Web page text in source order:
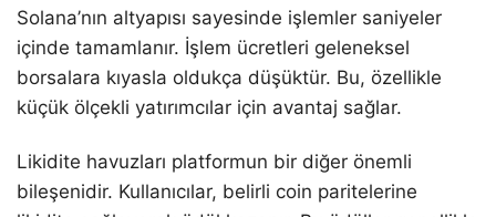
Solana’nın altyapısı sayesinde işlemler saniyeler
içinde tamamlanır. İşlem ücretleri geleneksel
borsalara kıyasla oldukça düşüktür. Bu, özellikle
küçük ölçekli yatırımcılar için avantaj sağlar.
Likidite havuzları platformun bir diğer önemli
bileşenidir. Kullanıcılar, belirli coin paritelerine